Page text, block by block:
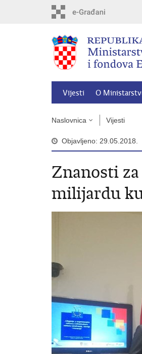
Vijesti O
Naslovnica Vijesti
Objavljeno: 29.05.2018.
Znanosti
milijardu